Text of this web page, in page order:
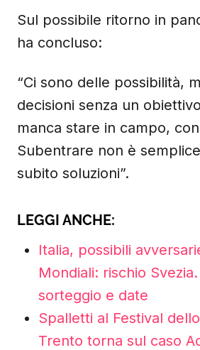
Sul possibile ritorno in
ha concluso:
“Ci sono delle possibilità,
decisioni senza un
manca stare in campo,
Subentrare non è
subito soluzioni”.
LEGGI ANCHE:
Italia, possibili
Mondiali: rischio
sorteggio e date
Spalletti al Festival
Trento torna sul caso